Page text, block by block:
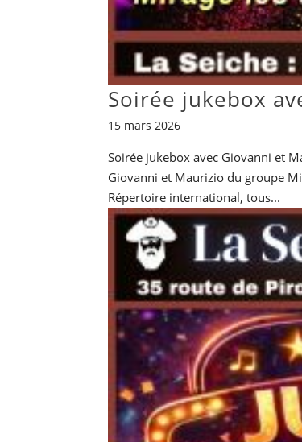
Soirée jukebox
15 mars 2026
Soirée jukebox avec Giovanni et
Giovanni et Maurizio du groupe
Répertoire international, tous...